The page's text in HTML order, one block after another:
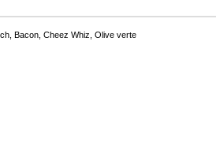
Bacon, Cheez Whiz, Olive verte